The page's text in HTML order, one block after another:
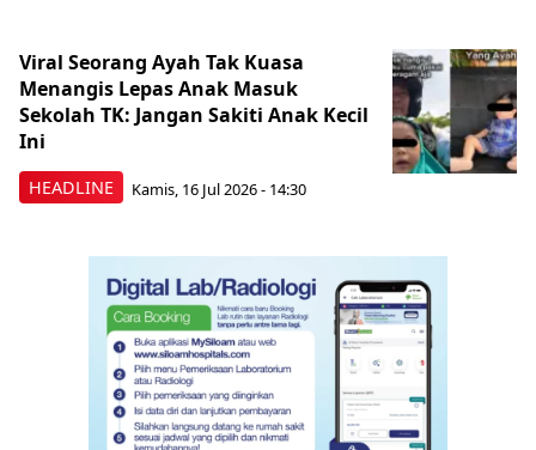
HEADLINE
Viral Seorang Ayah Tak Kuasa
Menangis Lepas Anak Masuk
Sekolah TK: Jangan Sakiti Anak Kecil
Ini
Kamis, 16 Jul 2026 - 14:30